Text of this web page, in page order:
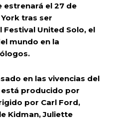
estrenará el 27 de
tras ser
Festival United Solo, el
mundo en la
en las vivencias del
producido por
por Carl Ford,
Kidman, Juliette